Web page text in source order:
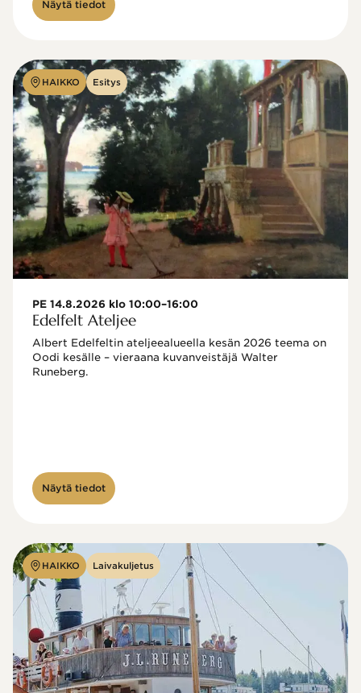
Näytä tiedot
HAIKKO Esitys
PE 14.8.2026 klo 10:00–16:00
Edelfelt Ateljee
Albert Edelfeltin ateljeealueella kesän 2026 teema on
Oodi kesälle – vieraana kuvanveistäjä Walter
Näytä tiedot
HAIKKO Laivakuljetus